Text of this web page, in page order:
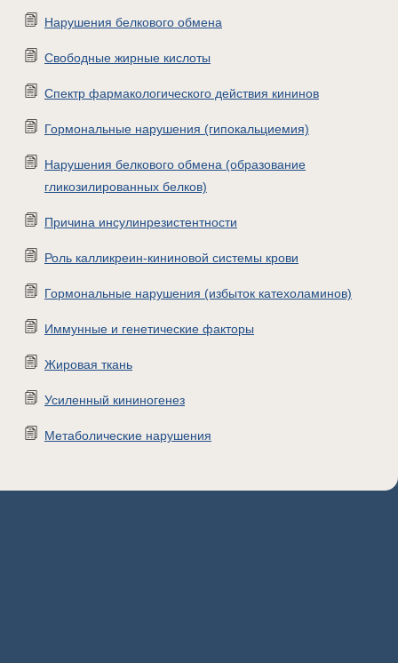
Нарушения белкового обмена
Свободные жирные кислоты
Спектр фармакологического действия кининов
Гормональные нарушения (гипокальциемия)
Нарушения белкового обмена (образование
гликозилированных белков)
Причина инсулинрезистентности
Роль калликреин-кининовой системы крови
Гормональные нарушения (избыток катехоламинов)
Иммунные и генетические факторы
Жировая ткань
Усиленный кининогенез
Метаболические нарушения